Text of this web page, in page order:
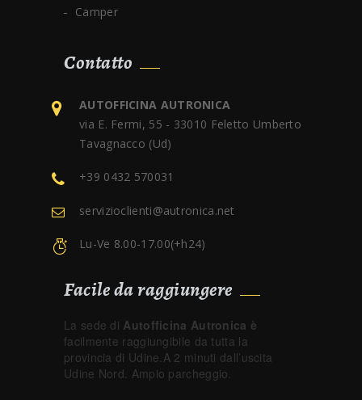
Camper
Contatto
AUTOFFICINA AUTRONICA
via E. Fermi, 55 - 33010 Feletto Umberto
Tavagnacco (Ud)
+39 0432 570031
servizioclienti@autronica.net
Lu-Ve 8.00-17.00(+h24)
Facile da raggiungere
La sede di Autofficina Autronica è
facilmente raggiungibile da tutta la
provincia di Udine.A 2 minuti dall’uscita
Udine Nord. Ampio parcheggio.